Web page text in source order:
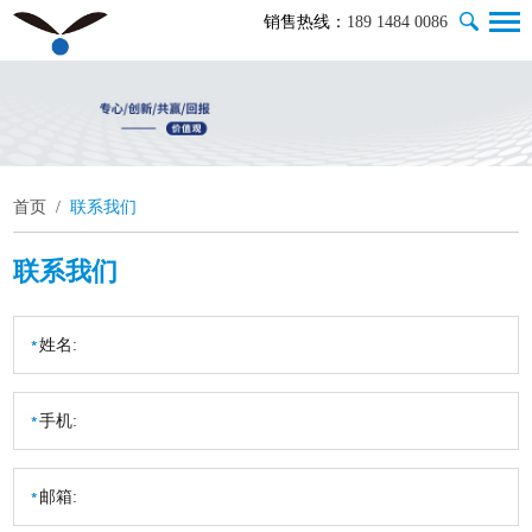
销售热线： 189 1484 0086
首页 /联系我们
联系我们